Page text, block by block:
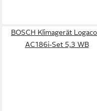
BOSCH Klimagerät
AC186i-Set 5,3 WB